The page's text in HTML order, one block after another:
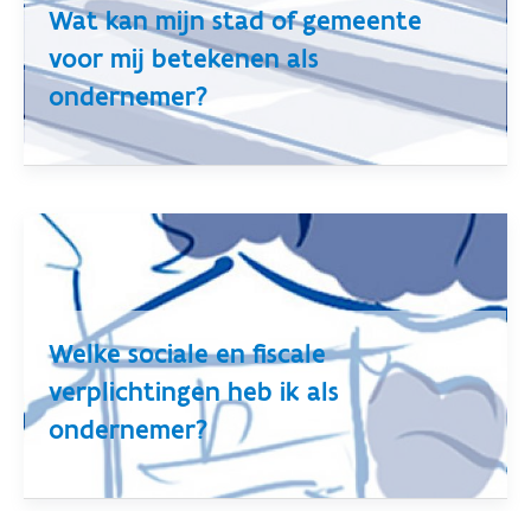
Wat kan mijn stad of gemeente
voor mij betekenen als
ondernemer?
Welke sociale en fiscale
verplichtingen heb ik als
ondernemer?